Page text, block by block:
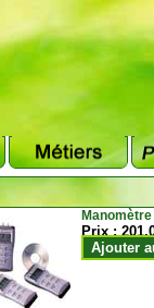
Prix :
Ajouter